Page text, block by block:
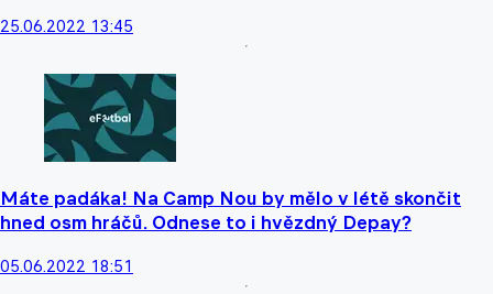
25.06.2022 13:45
Máte padáka! Na Camp Nou by mělo v létě skončit
hned osm hráčů. Odnese to i hvězdný Depay?
05.06.2022 18:51